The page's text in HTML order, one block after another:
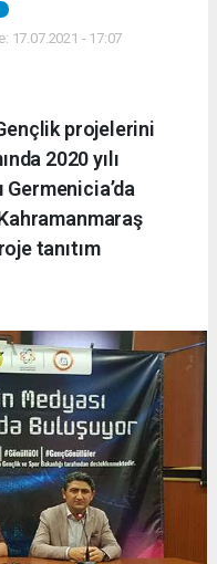
17.07.2021 - 17:07
projelerini
2020 yılı
Germenicia’da
tanıtım